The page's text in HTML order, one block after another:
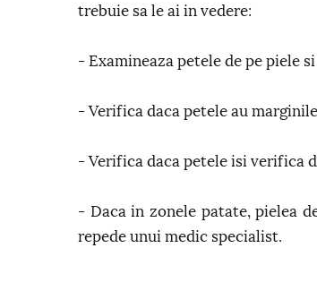
trebuie sa le ai in vedere:
- Examineaza petele de pe piele
- Verifica daca petele au
- Verifica daca petele isi verifica
- Daca in zonele patate, pielea
repede unui medic specialist.